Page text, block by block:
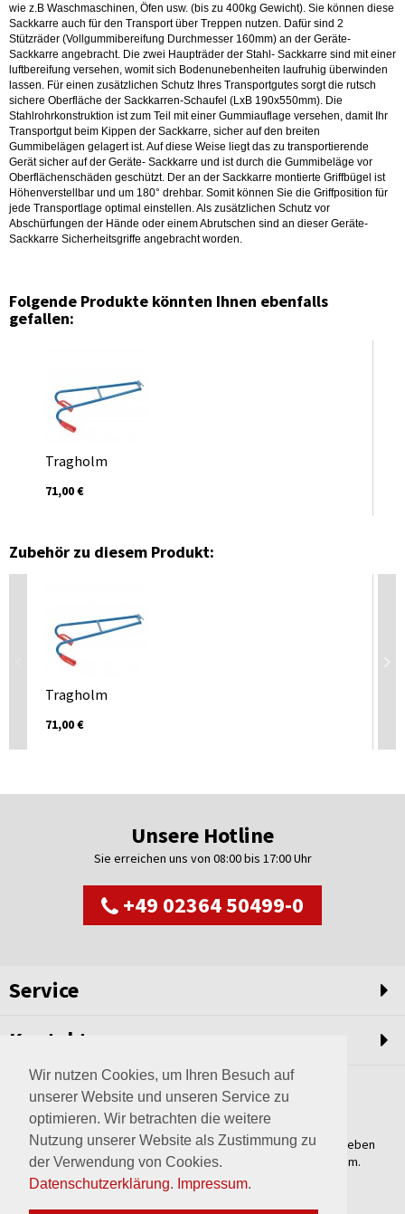
Wir nutzen Cookies, um Ihren Besuch auf
unserer Website und unseren Service zu
optimieren. Wir betrachten die weitere
Nutzung unserer Website als Zustimmung zu
der Verwendung von Cookies.
Datenschutzerklärung. Impressum.
wie z.B Waschmaschinen, Öfen usw. (bis zu 400kg Gewicht). Sie können diese
Sackkarre auch für den Transport über Treppen nutzen. Dafür sind 2
Stützräder (Vollgummibereifung Durchmesser 160mm) an der Geräte-
Sackkarre angebracht. Die zwei Haupträder der Stahl- Sackkarre sind mit einer
luftbereifung versehen, womit sich Bodenunebenheiten laufruhig überwinden
lassen. Für einen zusätzlichen Schutz Ihres Transportgutes sorgt die rutsch
sichere Oberfläche der Sackkarren-Schaufel (LxB 190x550mm). Die
Stahlrohrkonstruktion ist zum Teil mit einer Gummiauflage versehen, damit Ihr
Transportgut beim Kippen der Sackkarre, sicher auf den breiten
Gummibelägen gelagert ist. Auf diese Weise liegt das zu transportierende
Gerät sicher auf der Geräte- Sackkarre und ist durch die Gummibeläge vor
Oberflächenschäden geschützt. Der an der Sackkarre montierte Griffbügel ist
Höhenverstellbar und um 180° drehbar. Somit können Sie die Griffposition für
jede Transportlage optimal einstellen. Als zusätzlichen Schutz vor
Abschürfungen der Hände oder einem Abrutschen sind an dieser Geräte-
Sackkarre Sicherheitsgriffe angebracht worden.
Folgende Produkte könnten Ihnen ebenfalls
gefallen:
Tragholm
71,00 €
Zubehör zu diesem Produkt:
Tragholm
71,00 €
Unsere Hotline
Sie erreichen uns von 08:00 bis 17:00 Uhr
+49 02364 50499-0
Service
Kontakt
Weltweit setzen wir unsere Erfahrungswerte und unser Streben
nach innovativen Lösungen in unvergleichliche Anlagen um.
Erfahren Sie mehr über uns.